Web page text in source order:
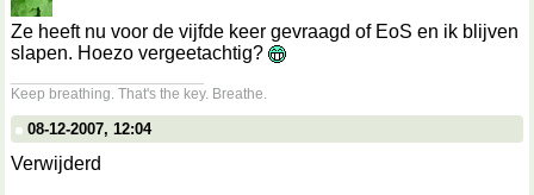
Ze heeft nu voor de vijfde keer gevraagd of EoS en ik blijven
slapen. Hoezo vergeetachtig?
Keep breathing. That's the key. Breathe.
08-12-2007, 12:04
Verwijderd